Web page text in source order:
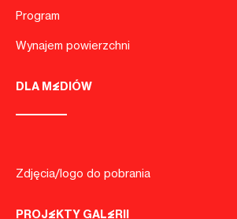
Program
Wynajem powierzchni
DLA MEDIÓW
Zdjęcia/logo do pobrania
PROJEKTY GALERII